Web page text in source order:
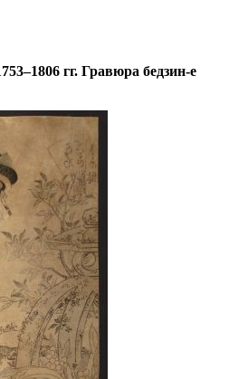
гг. Гравюра бедзин-е